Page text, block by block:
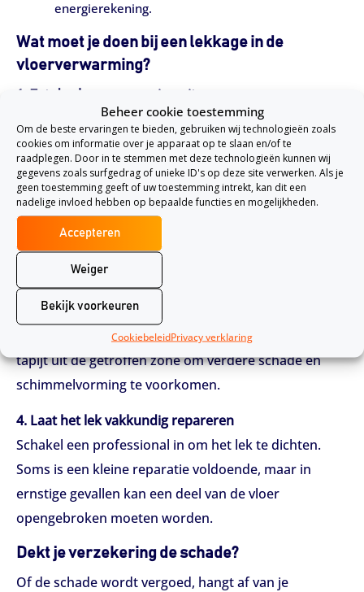
Beheer cookie toestemming
Om de beste ervaringen te bieden, gebruiken wij technologieën zoals
cookies om informatie over je apparaat op te slaan en/of te
raadplegen. Door in te stemmen met deze technologieën kunnen wij
gegevens zoals surfgedrag of unieke ID's op deze site verwerken. Als je
geen toestemming geeft of uw toestemming intrekt, kan dit een
nadelige invloed hebben op bepaalde functies en mogelijkheden.
Accepteren
Weiger
Bekijk voorkeuren
CookiebeleidPrivacy verklaring
energierekening.
Wat moet je doen bij een lekkage in de
vloerverwarming?
1. Zet de vloerverwarming uit
Schakel het systeem direct uit om verdere schade aan
de vloer en onderliggende constructie te voorkomen.
2. Spoor de lekkage op
Een lekdetectiespecialist kan met moderne
technieken, zoals infraroodcamera’s en ultrasone
detectie, de exacte locatie van het lek bepalen zonder
hak- en breekwerk.
3. Beperk de schade
Zorg voor goede ventilatie en verwijder meubels of
tapijt uit de getroffen zone om verdere schade en
schimmelvorming te voorkomen.
4. Laat het lek vakkundig repareren
Schakel een professional in om het lek te dichten.
Soms is een kleine reparatie voldoende, maar in
ernstige gevallen kan een deel van de vloer
opengebroken moeten worden.
Dekt je verzekering de schade?
Of de schade wordt vergoed, hangt af van je